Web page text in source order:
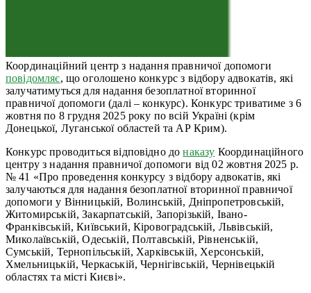
Координаційний центр з надання правничої допомоги
повідомляє, що оголошено конкурс з відбору адвокатів, які
залучатимуться для надання безоплатної вторинної
правничої допомоги (далі – конкурс). Конкурс триватиме з 6
жовтня по 8 грудня 2025 року по всій Україні (крім
Донецької, Луганської областей та АР Крим).
Конкурс проводиться відповідно донаказу Координаційного
центру з надання правничої допомоги від 02 жовтня 2025 р.
№ 41 «Про проведення конкурсу з відбору адвокатів, які
залучаються для надання безоплатної вторинної правничої
допомоги у Вінницькій, Волинській, Дніпропетровській,
Житомирській, Закарпатській, Запорізькій, Івано-
Франківській, Київський, Кіровоградській, Львівській,
Миколаївській, Одеській, Полтавській, Рівненській,
Сумській, Тернопільській, Харківській, Херсонській,
Хмельницькій, Черкаській, Чернігівській, Чернівецькій
областях та місті Києві».